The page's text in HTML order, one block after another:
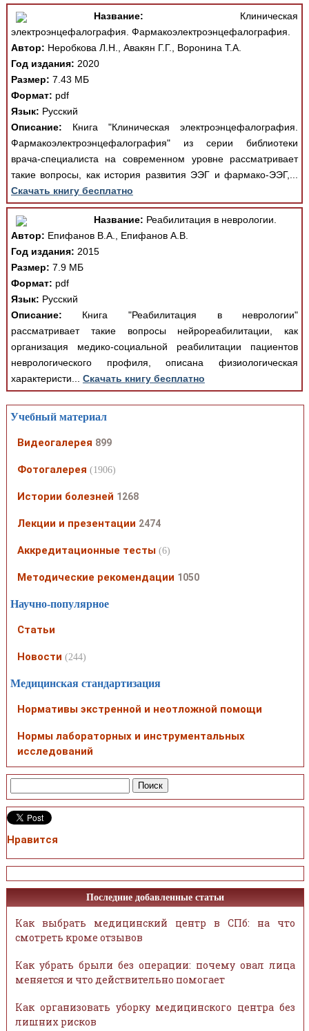
Название: Клиническая
электроэнцефалография. Фармакоэлектроэнцефалография.
Автор: Неробкова Л.Н., Авакян Г.Г., Воронина Т.А.
Год издания: 2020
Размер: 7.43 МБ
Формат: pdf
Язык: Русский
Описание: Книга "Клиническая электроэнцефалография.
Фармакоэлектроэнцефалография" из серии библиотеки
врача-специалиста на современном уровне рассматривает
такие вопросы, как история развития ЭЭГ и фармако-ЭЭГ,...
Скачать книгу бесплатно
Название: Реабилитация в неврологии.
Автор: Епифанов В.А., Епифанов А.В.
Год издания: 2015
Размер: 7.9 МБ
Формат: pdf
Язык: Русский
Описание: Книга "Реабилитация в неврологии"
рассматривает такие вопросы нейрореабилитации, как
организация медико-социальной реабилитации пациентов
неврологического профиля, описана физиологическая
характеристи... Скачать книгу бесплатно
Учебный материал
Видеогалерея 899
Фотогалерея (1906)
Истории болезней 1268
Лекции и презентации 2474
Аккредитационные тесты (6)
Методические рекомендации 1050
Научно-популярное
Статьи
Новости (244)
Медицинская стандартизация
Нормативы экстренной и неотложной помощи
Нормы лабораторных и инструментальных
исследований
Нравится
Последние добавленные статьи
Как выбрать медицинский центр в СПб: на что
смотреть кроме отзывов
Как убрать брыли без операции: почему овал лица
меняется и что действительно помогает
Как организовать уборку медицинского центра без
лишних рисков